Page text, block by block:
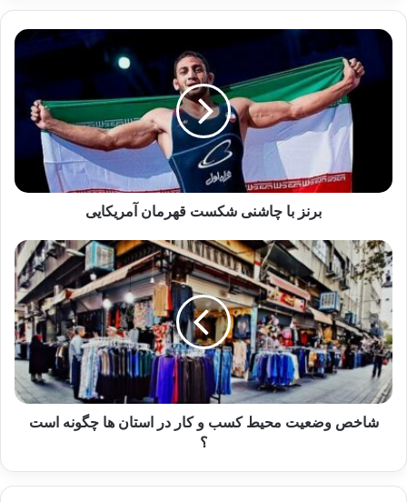
المپیک 2024 المپیک پاریس کاروان ایران
کپی لینک
برنز با چاشنی شکست قهرمان آمریکایی
شاخص وضعیت محیط کسب و کار در استان ها چگونه است
؟